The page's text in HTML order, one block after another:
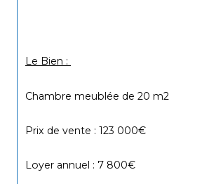
Le Bien :
Chambre meublée de 20 m2
Prix de vente : 123 000€
Loyer annuel : 7 800€